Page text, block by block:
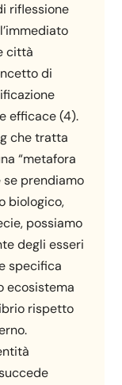
riflessione
città
di
efficace (4).
che tratta
“metafora
se prendiamo
biologico,
possiamo
degli esseri
specifica
ecosistema
rispetto